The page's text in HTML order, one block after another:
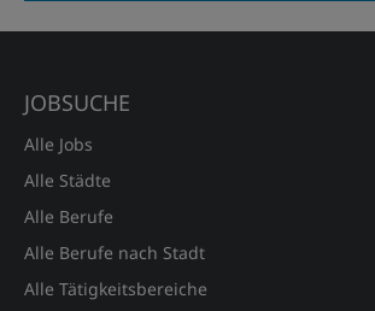
JOBSUCHE
Alle Jobs
Alle Städte
Alle Berufe
Alle Berufe nach Stadt
Alle Tätigkeitsbereiche